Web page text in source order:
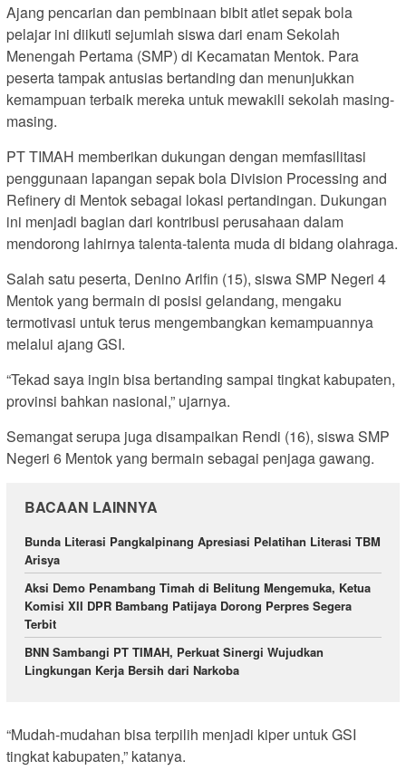
Ajang pencarian dan pembinaan bibit atlet sepak bola
pelajar ini diikuti sejumlah siswa dari enam Sekolah
Menengah Pertama (SMP) di Kecamatan Mentok. Para
peserta tampak antusias bertanding dan menunjukkan
kemampuan terbaik mereka untuk mewakili sekolah masing-
masing.
PT TIMAH memberikan dukungan dengan memfasilitasi
penggunaan lapangan sepak bola Division Processing and
Refinery di Mentok sebagai lokasi pertandingan. Dukungan
ini menjadi bagian dari kontribusi perusahaan dalam
mendorong lahirnya talenta-talenta muda di bidang olahraga.
Salah satu peserta, Denino Arifin (15), siswa SMP Negeri 4
Mentok yang bermain di posisi gelandang, mengaku
termotivasi untuk terus mengembangkan kemampuannya
melalui ajang GSI.
“Tekad saya ingin bisa bertanding sampai tingkat kabupaten,
provinsi bahkan nasional,” ujarnya.
Semangat serupa juga disampaikan Rendi (16), siswa SMP
Negeri 6 Mentok yang bermain sebagai penjaga gawang.
BACAAN LAINNYA
Bunda Literasi Pangkalpinang Apresiasi Pelatihan Literasi TBM
Arisya
Aksi Demo Penambang Timah di Belitung Mengemuka, Ketua
Komisi XII DPR Bambang Patijaya Dorong Perpres Segera
Terbit
BNN Sambangi PT TIMAH, Perkuat Sinergi Wujudkan
Lingkungan Kerja Bersih dari Narkoba
“Mudah-mudahan bisa terpilih menjadi kiper untuk GSI
tingkat kabupaten,” katanya.